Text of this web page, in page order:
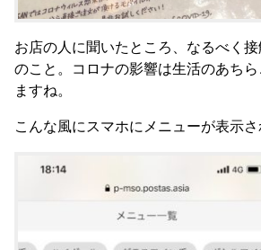
お店の人に聞いたところ、なるべく
のこと。コロナの影響は生活のあち
ますね。
こんな風にスマホにメニューが表示さ